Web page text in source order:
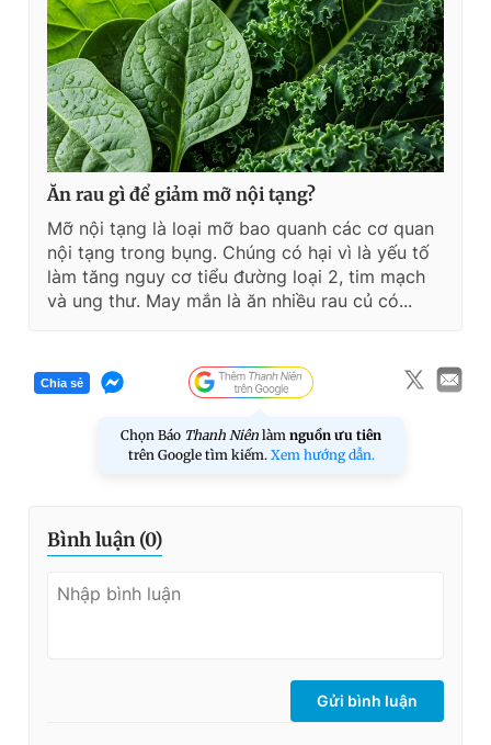
Ăn rau gì để giảm mỡ nội tạng?
Mỡ nội tạng là loại mỡ bao quanh các cơ quan
nội tạng trong bụng. Chúng có hại vì là yếu tố
làm tăng nguy cơ tiểu đường loại 2, tim mạch
và ung thư. May mắn là ăn nhiều rau củ có...
Chia sẻ
Chọn Báo Thanh Niên làm nguồn ưu tiên
trên Google tìm kiếm. Xem hướng dẫn.
Bình luận (0)
Gửi bình luận